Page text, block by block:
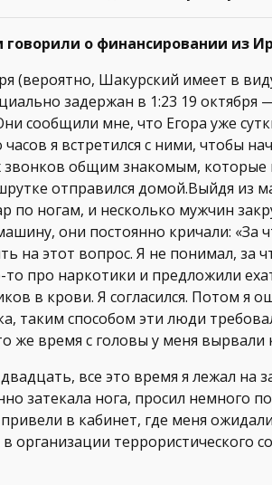
о финансировании из
(вероятно, Шакурский имеет в
задержан в 1:23 19 октября
сообщили мне, что Егора уже
я встретился с ними, чтобы
звонков общим знакомым, которые
отправился домой.Выйдя из
по ногам, и несколько мужчин
они постоянно кричали: «За
на этот вопрос. Я не понимал, за
про наркотики и предложили
в крови. Я согласился. Потом я
таким способом эти люди
же время с головы у меня вырвали
все это время я лежал на
затекала нога, просил немного
в кабинет, где меня
организации террористического